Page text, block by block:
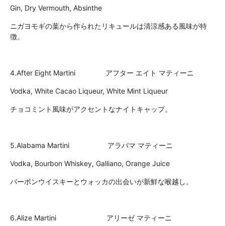
Gin, Dry Vermouth, Absinthe
ニガヨモギの葉から作られたリキュールは清涼感ある風味が特
徴。
4.After Eight Martini アフター エイト マティーニ
Vodka, White Cacao Liqueur, White Mint Liqueur
チョコミント風味がアクセントなナイトキャップ。
5.Alabama Martini アラバマ マティーニ
Vodka, Bourbon Whiskey, Galliano, Orange Juice
バーボンウイスキーとウォッカの出会いが新鮮な喉越し。
6.Alize Martini アリーゼ マティーニ